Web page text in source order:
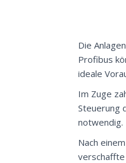
Die
Profibus
ideale
Im Zuge
Steuerung
notwendig.
Nach
verschaffte